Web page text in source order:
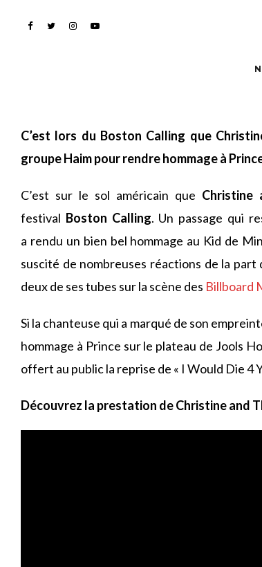
Prince avec Haim
C’est lors du Boston Calling que
groupe Haim pour rendre hommage à
C’est sur le sol américain que Christine
festival Boston Calling. Un passage qui
a rendu un bien bel hommage au Kid de
suscité de nombreuses réactions de la part
deux de ses tubes sur la scène des Billboard
Si la chanteuse qui a marqué de son
hommage à Prince sur le plateau de Jools
offert au public la reprise de « I Would Die 4
Découvrez la prestation de Christine and